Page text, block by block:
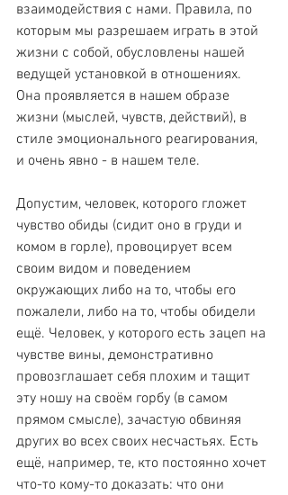
взаимодействия с нами. Правила, по
которым мы разрешаем играть в этой
жизни с собой, обусловлены нашей
ведущей установкой в отношениях.
Она проявляется в нашем образе
жизни (мыслей, чувств, действий), в
стиле эмоционального реагирования,
и очень явно - в нашем теле.
Допустим, человек, которого гложет
чувство обиды (сидит оно в груди и
комом в горле), провоцирует всем
своим видом и поведением
окружающих либо на то, чтобы его
пожалели, либо на то, чтобы обидели
ещё. Человек, у которого есть зацеп на
чувстве вины, демонстративно
провозглашает себя плохим и тащит
эту ношу на своём горбу (в самом
прямом смысле), зачастую обвиняя
других во всех своих несчастьях. Есть
ещё, например, те, кто постоянно хочет
что-то кому-то доказать: что они